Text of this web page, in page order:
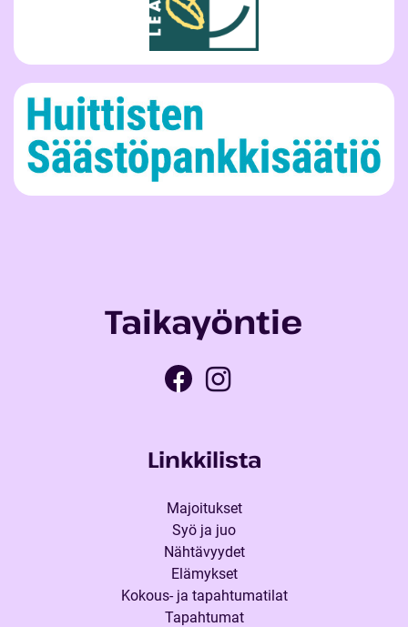
Taikayöntie
Linkkilista
Majoitukset
Syö ja juo
Nähtävyydet
Elämykset
Kokous- ja tapahtumatilat
Tapahtumat